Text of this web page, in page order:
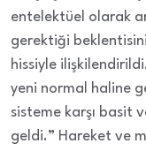
entelektüel olarak
gerektiği
hissiyle
yeni normal haline
sisteme karşı basit
geldi.” Hareket ve